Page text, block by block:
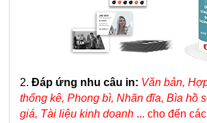
2. Đáp ứng nhu câu in: Văn bản,
thống kê, Phong bì, Nhãn đĩa, Bìa hồ
giá, Tài liệu kinh doanh ... cho đến